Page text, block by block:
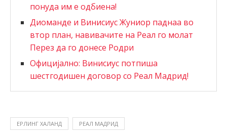
понуда им е одбиена!
Диоманде и Винисиус Жуниор паднаа во
втор план, навивачите на Реал го молат
Перез да го донесе Родри
Официјално: Винисиус потпиша
шестгодишен договор со Реал Мадрид!
ЕРЛИНГ ХАЛАНД РЕАЛ МАДРИД